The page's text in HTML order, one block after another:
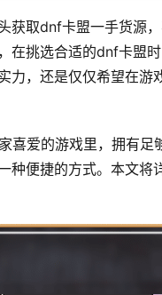
获取dnf卡盟一手货源
在挑选合适的dnf卡盟
力，还是仅仅希望在
喜爱的游戏里，拥有
种便捷的方式。本文